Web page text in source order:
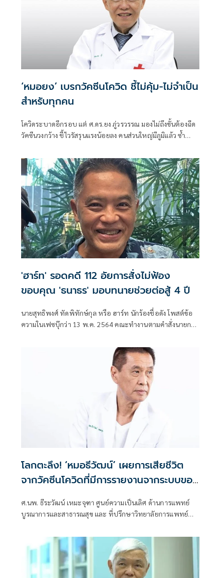
‘หมอยง’ เบรกวัคซีนโควิด ชี้ไม่คุ้ม-ไม่จำเป็น
สำหรับทุกคน
โควิดระบาดอีกรอบ แต่ ศ.ดร.ยง ภู่วรวรรณ มองไม่ถึงขั้นต้องฉีด
วัคซีนวงกว้าง ชี้ไวรัสรุนแรงน้อยลง คนส่วนใหญ่มีภูมิแล้ว ซ้ำ
'ฮาร์ท' รอดคดี 112 อัยการสั่งไม่ฟ้อง
ขอบคุณ 'ธนาธร' มอบทนายช่วยต่อสู้ 4 ปี
นายสุทธิพงศ์ ทัดพิทักษ์กุล หรือ ฮาร์ท นักร้องชื่อดัง โพสต์ข้อ
ความในเฟซบุ๊กว่า 13 พ.ค. 2564 คณะทำงานตามคำสั่งนายก
โลกตะลึง! ‘หมอธีวัฒน์’ เผยการเสียชีวิต
จากวัคซีนโควิดที่มีการรายงานจากระบบของ
ศ.นพ. ธีระวัฒน์ เหมะจุฑา ศูนย์ความเป็นเลิศ ด้านการแพทย์
บูรณาการและสาธารณสุข และ ที่ปรึกษาวิทยาลัยการแพทย์